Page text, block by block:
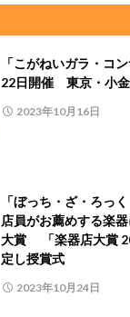
「こがねいガラ・コ
22日開催 東京・小
2023年10月16日
「ぼっち・ざ・ろっ
店員がお薦めする楽
大賞 「楽器店大賞
定し授賞式
2023年10月24日